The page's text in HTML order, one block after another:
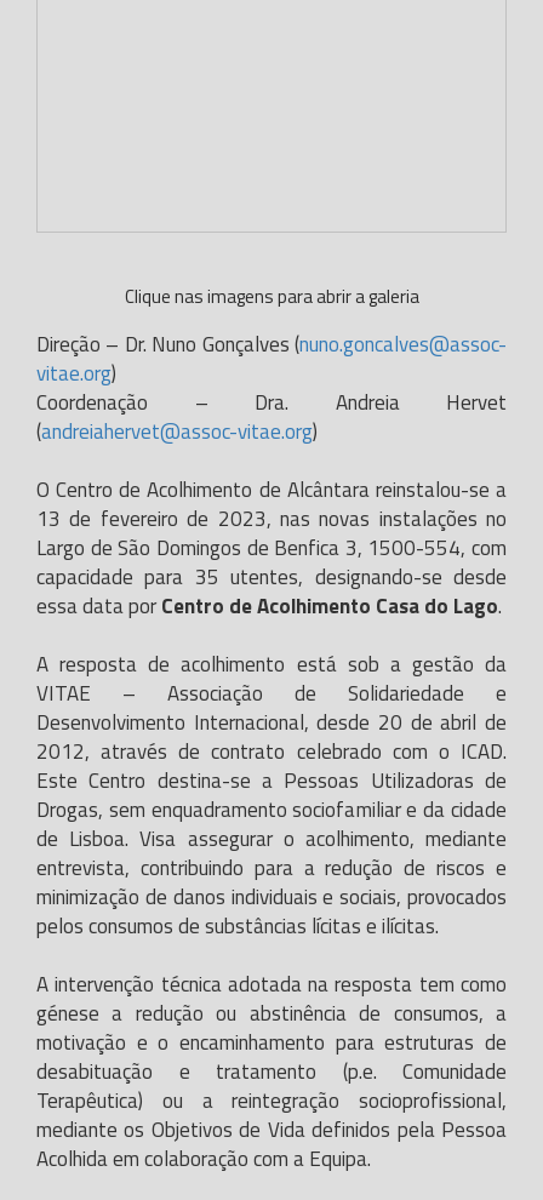
Clique nas imagens para abrir a galeria
Direção – Dr. Nuno Gonçalves (nuno.goncalves@assoc-
vitae.org)
Coordenação – Dra. Andreia Hervet
(andreiahervet@assoc-vitae.org)
O Centro de Acolhimento de Alcântara reinstalou-se a
13 de fevereiro de 2023, nas novas instalações no
Largo de São Domingos de Benfica 3, 1500-554, com
capacidade para 35 utentes, designando-se desde
essa data porCentro de Acolhimento Casa do Lago.
A resposta de acolhimento está sob a gestão da
VITAE – Associação de Solidariedade e
Desenvolvimento Internacional, desde 20 de abril de
2012, através de contrato celebrado com o ICAD.
Este Centro destina-se a Pessoas Utilizadoras de
Drogas, sem enquadramento sociofamiliar e da cidade
de Lisboa. Visa assegurar o acolhimento, mediante
entrevista, contribuindo para a redução de riscos e
minimização de danos individuais e sociais, provocados
pelos consumos de substâncias lícitas e ilícitas.
A intervenção técnica adotada na resposta tem como
génese a redução ou abstinência de consumos, a
motivação e o encaminhamento para estruturas de
desabituação e tratamento (p.e. Comunidade
Terapêutica) ou a reintegração socioprofissional,
mediante os Objetivos de Vida definidos pela Pessoa
Acolhida em colaboração com a Equipa.